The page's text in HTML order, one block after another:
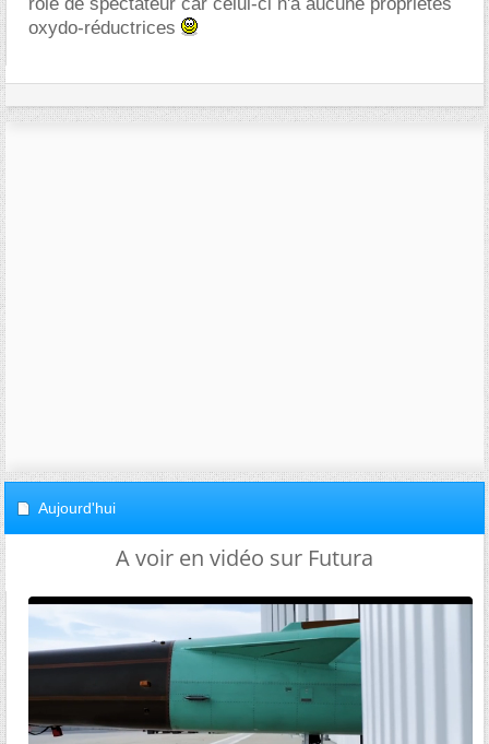
oxydo-réductrices
Aujourd'hui
A voir en vidéo sur Futura